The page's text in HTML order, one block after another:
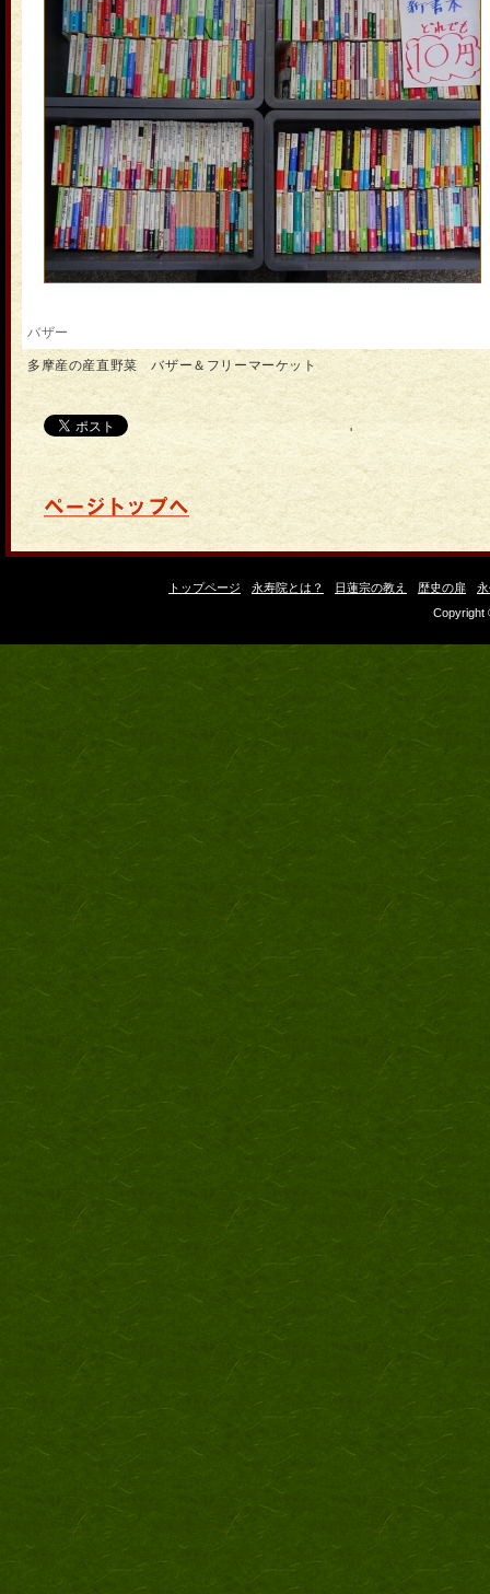
バザー
多摩産の産直野菜 バザー＆フリーマーケット
'
トップページ 永寿院とは？ 日蓮宗の教え 歴史の扉
Copyright